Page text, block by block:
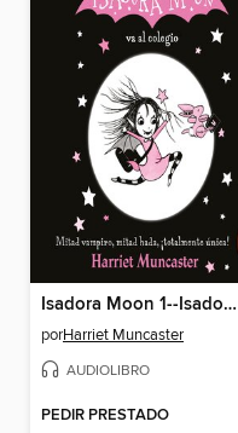
Isadora Moon 1--Isadora Moon va al colegio
porHarriet Muncaster
AUDIOLIBRO
PEDIR PRESTADO